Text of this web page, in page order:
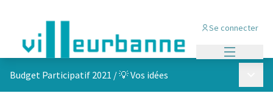
Se connecter
Budget Participatif 2021 /💡 Vos idées